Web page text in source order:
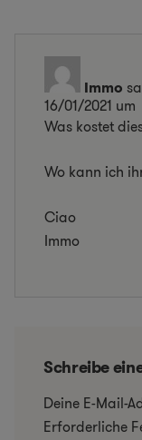
Immo
16/01/2021
Was kostet
Wo kann ich
Ciao
Immo
Schreibe
Deine E-Mail-
Erforderliche